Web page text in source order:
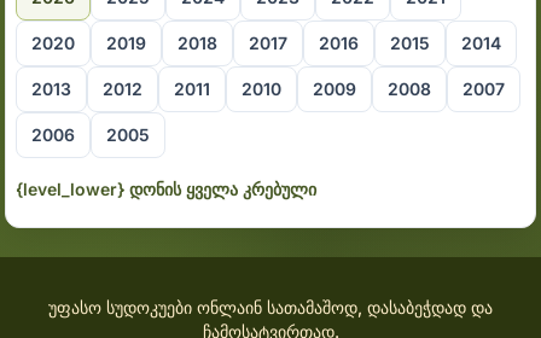
2020 2019 2018 2017 2016 2015 2014
2013 2012 2011 2010 2009 2008 2007
2006 2005
{level_lower} დონის ყველა კრებული
უფასო სუდოკუები ონლაინ სათამაშოდ, დასაბეჭდად და
ჩამოსატვირთად.